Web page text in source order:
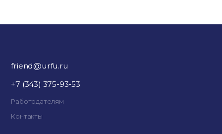
friend@urfu.ru
+7 (343) 375-93-53
Работодателям
Контакты